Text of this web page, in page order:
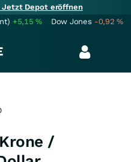
Depot eröffnen
+5,15% Dow Jones -0,92%
/